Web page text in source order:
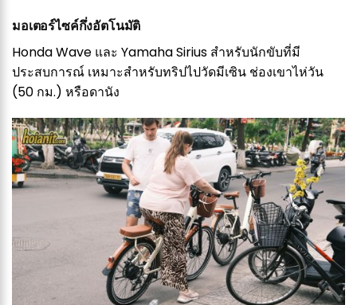
มอเตอร์ไซค์กึ่งอัตโนมัติ
Honda Wave และ Yamaha Sirius สำหรับนักขับที่มี
ประสบการณ์ เหมาะสำหรับทริปไปวัดมีเซิน ช่องเขาไห่วัน
(50 กม.) หรือดานัง